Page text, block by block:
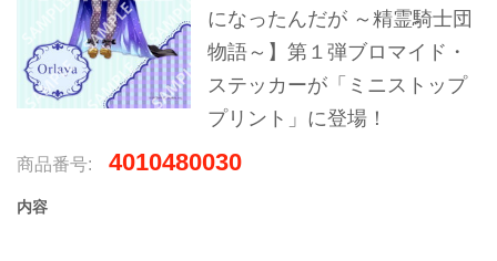
になったんだが ～精霊騎士団
物語～】第１弾ブロマイド・
ステッカーが「ミニストップ
プリント」に登場！
商品番号: 4010480030
内容